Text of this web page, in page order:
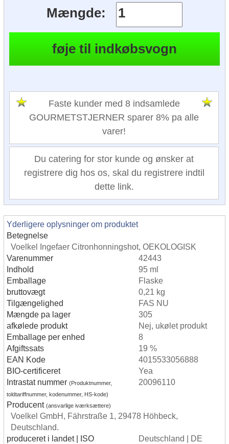
Mængde:
Faste kunder med 8 indsamlede
GOURMETSTJERNER sparer 8% pa alle
varer!
Du catering for stor kunde og ønsker at
registrere dig hos os, skal du registrere indtil
dette link.
Yderligere oplysninger om produktet
Betegnelse
Voelkel Ingefaer Citronhonningshot, OEKOLOGISK
Varenummer
42443
Indhold
95 ml
Emballage
Flaske
bruttovægt
0,21 kg
Tilgængelighed
FAS NU
Mængde pa lager
305
afkølede produkt
Nej, ukølet produkt
Emballage per enhed
8
Afgiftssats
19 %
EAN Kode
4015533056888
BIO-certificeret
Yea
Intrastat nummer (Produktnummer,
toldtariffnummer, kodenummer, HS-kode)
20096110
Producent (ansvarlige iværksættere)
Voelkel GmbH, Fährstraße 1, 29478 Höhbeck,
Deutschland.
produceret i landet | ISO
Deutschland | DE